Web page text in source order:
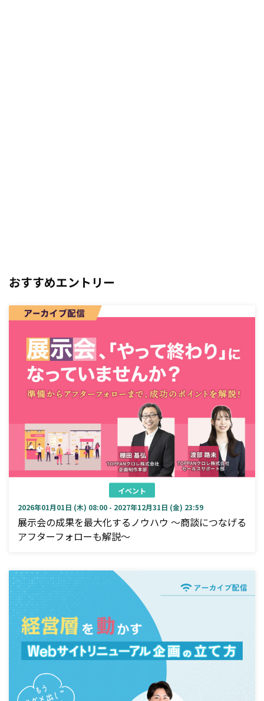
おすすめエントリー
イベント
2026年01月01日 (木) 08:00 - 2027年12月31日 (金) 23:59
展示会の成果を最大化するノウハウ ～商談につなげる
アフターフォローも解説～